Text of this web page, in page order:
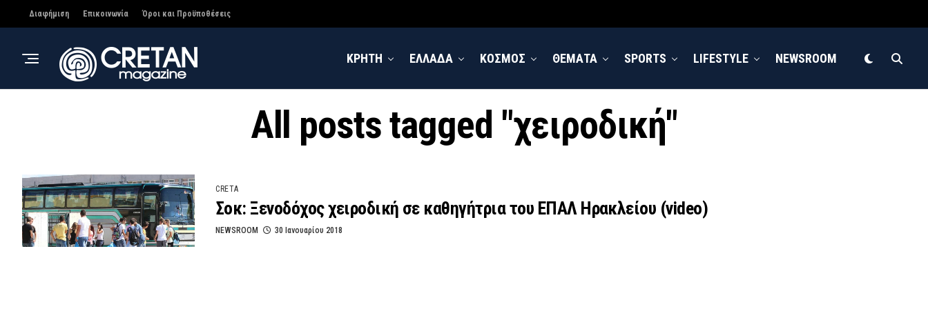
Διαφήμιση Επικοινωνία Όροι και Προϋποθέσεις
ΚΡΗΤΗ ΕΛΛΑΔΑ ΚΟΣΜΟΣ ΘΕΜΑΤΑ SPORTS LIFESTYLE NEWSROOM
All posts tagged "χειροδική"
CRETA
Σοκ: Ξενοδόχος χειροδική σε καθηγήτρια του ΕΠΑΛ Ηρακλείου (video)
NEWSROOM 30 Ιανουαρίου 2018